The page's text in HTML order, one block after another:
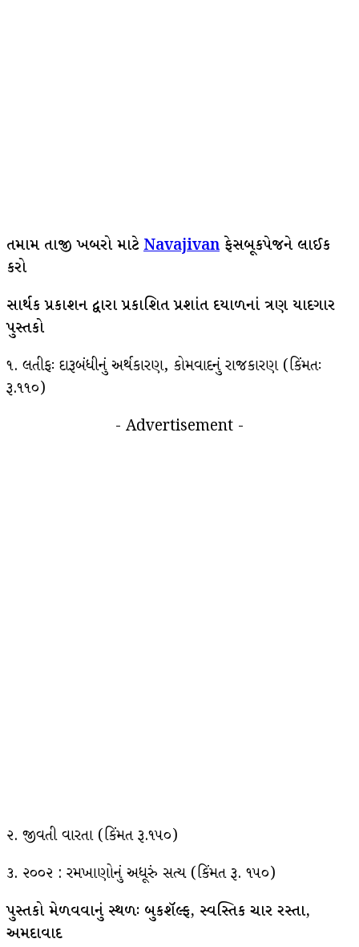
તમામ તાજી ખબરો માટેNavajivan ફેસબૂકપેજને લાઈક
કરો
સાર્થક પ્રકાશન દ્વારા પ્રકાશિત પ્રશાંત દયાળનાં ત્રણ યાદગાર
પુસ્તકો
૧. લતીફઃ દારૂબંધીનું અર્થકારણ, કોમવાદનું રાજકારણ (કિંમતઃ
રૂ.૧૧૦)
- Advertisement -
૨. જીવતી વારતા (કિંમત રૂ.૧૫૦)
૩. ૨૦૦૨ : રમખાણોનું અધૂરું સત્ય (કિંમત રૂ. ૧૫૦)
પુસ્તકો મેળવવાનું સ્થળઃ બુકશૅલ્ફ, સ્વસ્તિક ચાર રસ્તા,
અમદાવાદ